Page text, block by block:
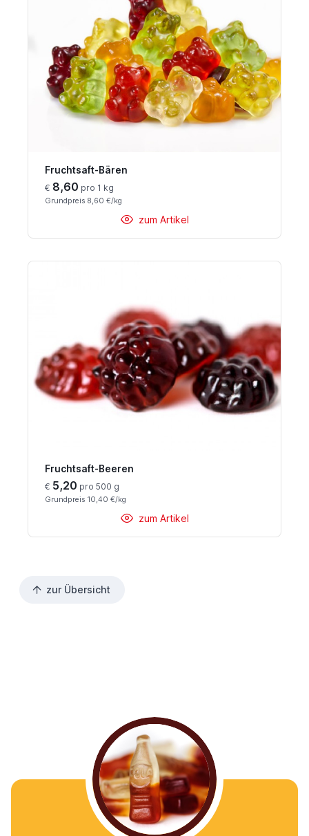
Fruchtsaft-Bären
€ 8,60 pro 1 kg
Grundpreis 8,60 €/kg
zum Artikel
Fruchtsaft-Beeren
€ 5,20 pro 500 g
Grundpreis 10,40 €/kg
zum Artikel
zur Übersicht